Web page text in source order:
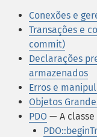
Conexões e
Transações e
commit)
Declarações
armazenados
Erros e
Objetos
PDO — A classe